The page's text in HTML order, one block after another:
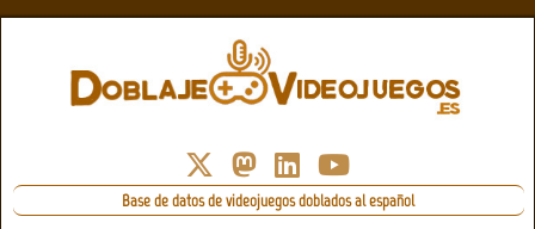
Base de datos de videojuegos doblados al español